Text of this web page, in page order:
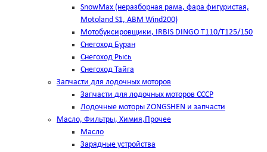
SnowMax (неразборная рама, фара фигуристая,
Motoland S1, ABM Wind200)
Мотобуксировщики, IRBIS DINGO Т110/Т125/150
Снегоход Буран
Снегоход Рысь
Снегоход Тайга
Запчасти для лодочных моторов
Запчасти для лодочных моторов СССР
Лодочные моторы ZONGSHEN и запчасти
Масло, Фильтры, Химия,Прочее
Масло
Зарядные устройства